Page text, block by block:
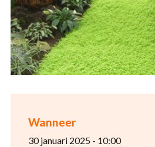
Wanneer
30 januari 2025 - 10:00